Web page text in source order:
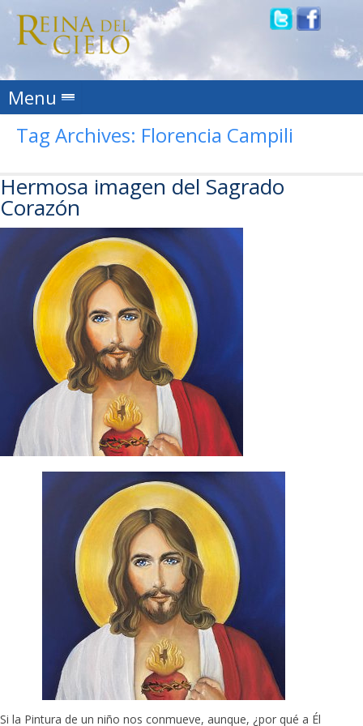
Menu Skip to content
Tag Archives: Florencia Campili
Hermosa imagen del Sagrado
Corazón
Si la Pintura de un niño nos conmueve, aunque, ¿por qué a Él